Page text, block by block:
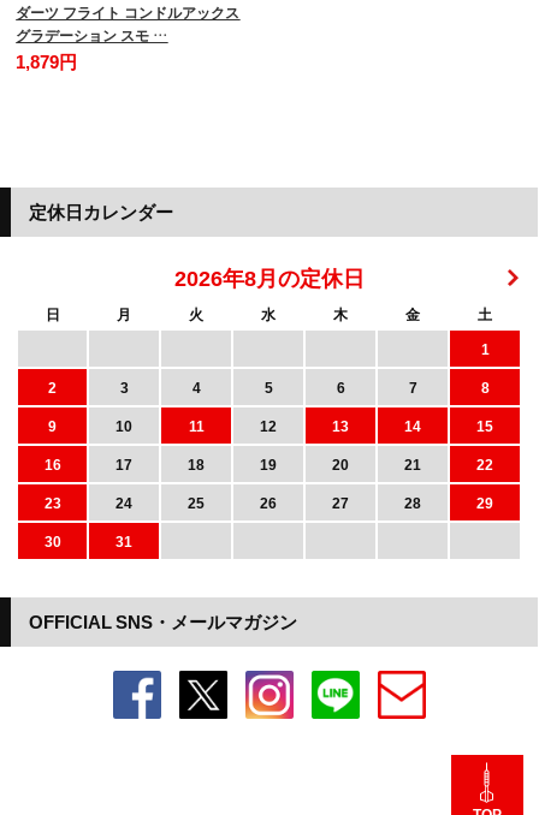
ダーツ フライト コンドルアックス
グラデーション スモ …
1,879円
OFFICIAL SNS・メールマガジン
定休日カレンダー
2026年8月の定休日
日 月 火 水 木 金
土
1
2
3 4 5 6 7
8
9
10 11 12 13 14
15
16
17 18 19 20 21
22
23
24 25 26 27 28
29
30
31